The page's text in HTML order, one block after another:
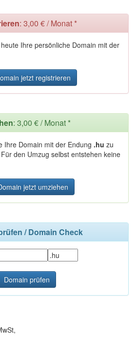
: 3,00 € / Monat *
Ihre persönliche Domain mit der
jetzt registrieren
: 3,00 € / Monat *
Ihre Domain mit der Endung .hu zu
den Umzug selbst entstehen keine
jetzt umziehen
/ Domain Check